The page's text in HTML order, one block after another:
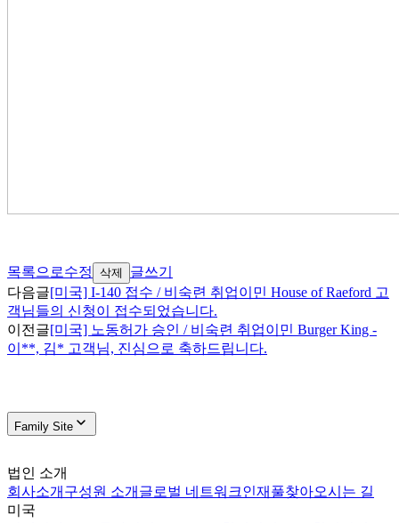
목록으로수정 삭제
글쓰기
다음글[미국] I-140 접수 / 비숙련 취업이민 House of Raeford 고
객님들의 신청이 접수되었습니다.
이전글[미국] 노동허가 승인 / 비숙련 취업이민 Burger King -
이**, 김* 고객님, 진심으로 축하드립니다.
Family Site
법인 소개
회사소개 구성원 소개 글로벌 네트워크인재풀찾아오시는 길
미국